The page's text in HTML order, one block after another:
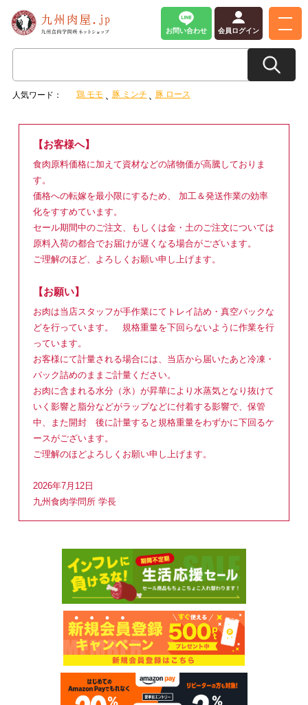
お問い合わせ 会員ログイン
人気ワード： 鶏 モモ 豚 ミンチ 豚 ロース
【お客様へ】
食肉原料価格に加えて資材などの諸物価が高騰しておりま
す。
価格への転嫁を最小限にするため、 加工＆発送作業の効率
化をすすめています。
セール期間中のご注文、もしくは金・土のご注文については
原料入荷の都合でお届けが遅くなる場合がございます。
ご理解のほど、よろしくお願い申し上げます。
【お願い】
お肉は当店スタッフが手作業にてトレイ詰め・真空パックな
どを行っています。 規格重量を下回らないように作業を行
っています。
お客様にて計量される場合には、当店から届いたあと冷凍・
パック詰めのままご計量ください。
お肉に含まれる水分（氷）が昇華により水蒸気となり抜けて
いく影響と脂分などがラップなどに付着する影響で、保管
中、また開封 後に計量すると規格重量をわずかに下回るケ
ースがございます。
ご理解のほどよろしくお願い申し上げます。
2026年7月12日
九州食肉学問所 学長